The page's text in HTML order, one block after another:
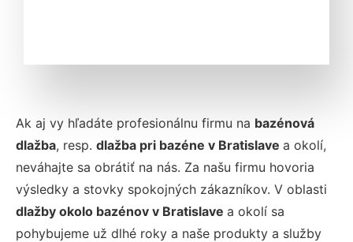
Ak aj vy hľadáte profesionálnu firmu na bazénová
dlažba, resp. dlažba pri bazéne v Bratislave a okolí,
neváhajte sa obrátiť na nás. Za našu firmu hovoria
výsledky a stovky spokojných zákazníkov. V oblasti
dlažby okolo bazénov v Bratislave a okolí sa
pohybujeme už dlhé roky a naše produkty a služby